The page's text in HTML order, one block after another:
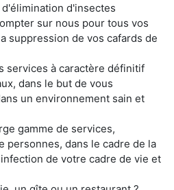
d'insectes
sur nous pour tous vos
suppression de vos cafards de
services à caractère définitif
dans le but de vous
un environnement sain et
gamme de services,
personnes, dans le cadre de la
de votre cadre de vie et